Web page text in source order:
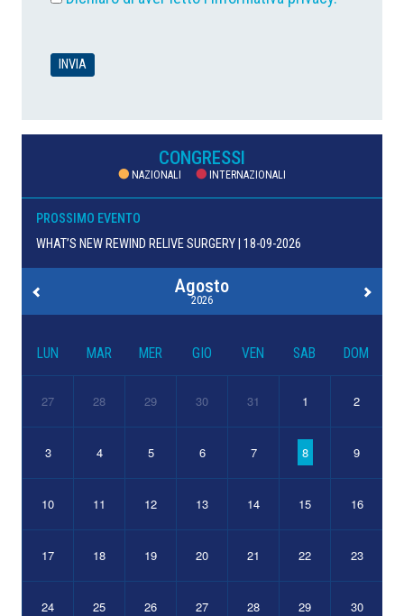
CONGRESSI
NAZIONALI INTERNAZIONALI
PROSSIMO EVENTO
WHAT’S NEW REWIND RELIVE SURGERY | 18-09-2026
Agosto
2026
LUN MAR MER GIO VEN SAB DOM
27 28 29 30 31 1 2
3 4 5 6 7 8 9
10 11 12 13 14 15 16
17 18 19 20 21 22 23
24 25 26 27 28 29 30